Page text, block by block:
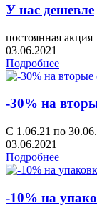
У нас дешевле
постоянная акция
03.06.2021
Подробнее
-30% на
С 1.06.21 по
03.06.2021
Подробнее
-10% на